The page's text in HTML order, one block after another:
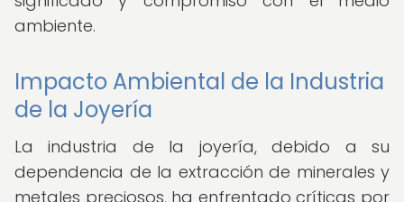
ambiente.
Impacto Ambiental de la Industria
de la Joyería
La industria de la joyería, debido a su
dependencia de la extracción de minerales y
metales preciosos, ha enfrentado críticas por